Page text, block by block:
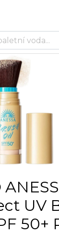
UV
50+